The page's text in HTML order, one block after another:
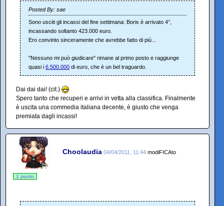
Posted By: sae
Sono usciti gli incassi del fine settimana: Boris è arrivato 4°,
incassando soltanto 423.000 euro.
Ero convinto sinceramente che avrebbe fatto di più...
"Nessuno mi può giudicare" rimane al primo posto e raggiunge
quasi i 6.500.000 di euro, che è un bel traguardo.
Dai dai dai! (cit.)
Spero tanto che recuperi e arrivi in vetta alla classifica. Finalmente
è uscita una commedia italiana decente, è giusto che venga
premiata dagli incassi!
Choolaudia 04/04/2011, 11:44 modiFICAto
1 punto